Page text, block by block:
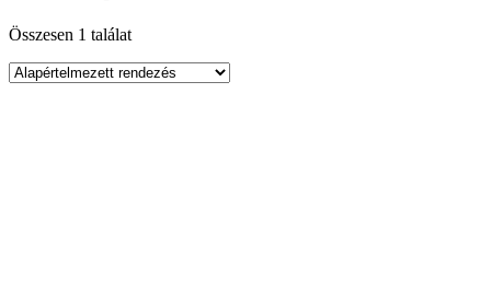
Összesen 1 találat